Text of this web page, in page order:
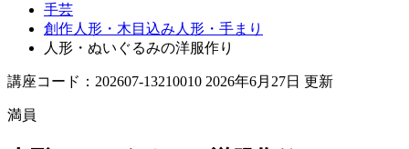
手芸
創作人形・木目込み人形・手まり
人形・ぬいぐるみの洋服作り
講座コード：202607-13210010 2026年6月27日 更新
満員